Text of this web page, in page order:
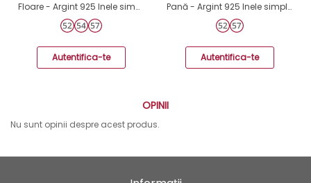
Floare - Argint 925 Inele simple A4S25133
Autentifica-te
Pană - Argint 925 Inele simple A4S35769
Autentifica-te
OPINII
Nu sunt opinii despre acest produs.